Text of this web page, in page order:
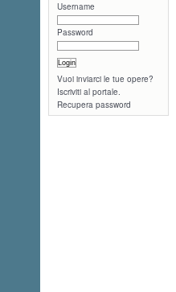
Username
Password
Vuoi inviarci le tue opere?
Iscriviti al portale.
Recupera password